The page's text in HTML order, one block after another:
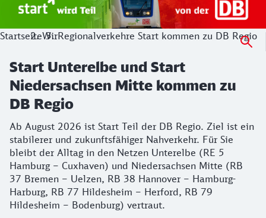
StartseiteWirRegionalverkehre Start kommen zu DB Regio
Start Unterelbe und Start
Niedersachsen Mitte kommen zu
DB Regio
Ab August 2026 ist Start Teil der DB Regio. Ziel ist ein
stabilerer und zukunftsfähiger Nahverkehr. Für Sie
bleibt der Alltag in den Netzen Unterelbe (RE 5
Hamburg – Cuxhaven) und Niedersachsen Mitte (RB
37 Bremen – Uelzen, RB 38 Hannover – Hamburg-
Harburg, RB 77 Hildesheim – Herford, RB 79
Hildesheim – Bodenburg) vertraut.